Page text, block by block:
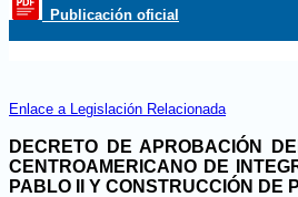
_Publicación oficial
Enlace a Legislación Relacionada
DECRETO DE APROBACIÓN
CENTROAMERICANO DE
PABLO II Y CONSTRUCCIÓN DE